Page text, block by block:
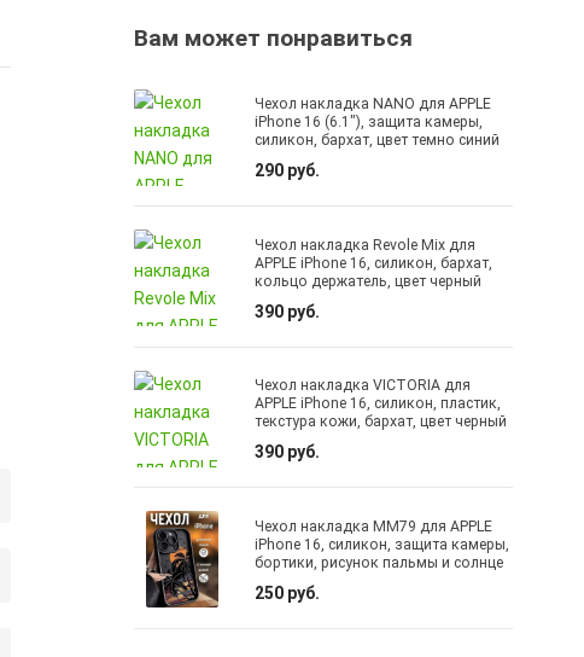
Вам может понравиться
Чехол накладка NANO для APPLE
iPhone 16 (6.1"), защита камеры,
силикон, бархат, цвет темно синий
290 руб.
Чехол накладка Revole Mix для
APPLE iPhone 16, силикон, бархат,
кольцо держатель, цвет черный
390 руб.
Чехол накладка VICTORIA для
APPLE iPhone 16, силикон, пластик,
текстура кожи, бархат, цвет черный
390 руб.
Чехол накладка MM79 для APPLE
iPhone 16, силикон, защита камеры,
бортики, рисунок пальмы и солнце
250 руб.